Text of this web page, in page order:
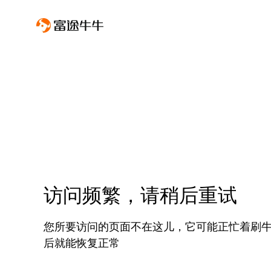
访问频繁，请稍后重试
您所要访问的页面不在这儿，它可能正忙着刷
后就能恢复正常